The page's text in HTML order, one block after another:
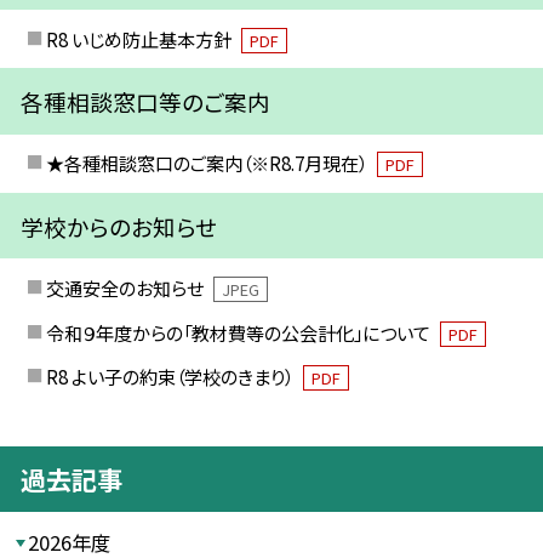
R8 いじめ防止基本方針 PDF
各種相談窓口等のご案内
★各種相談窓口のご案内（※R8.7月現在） PDF
学校からのお知らせ
交通安全のお知らせ JPEG
令和９年度からの「教材費等の公会計化」について PDF
R8 よい子の約束（学校のきまり） PDF
過去記事
2026年度